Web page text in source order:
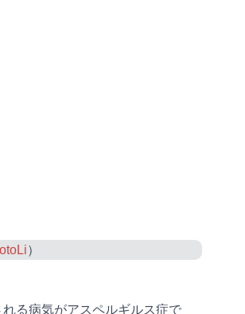
）
る病気がアスペルギルス症で